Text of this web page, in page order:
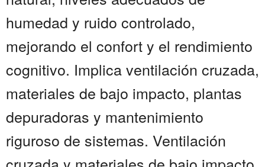
humedad y ruido controlado,
mejorando el confort y el rendimiento
cognitivo. Implica ventilación cruzada,
materiales de bajo impacto, plantas
depuradoras y mantenimiento
riguroso de sistemas. Ventilación